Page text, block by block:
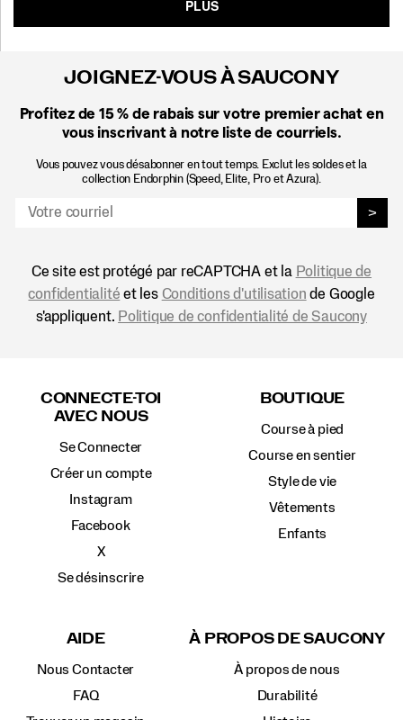
JOIGNEZ-VOUS À SAUCONY
Profitez de 15 % de rabais sur votre premier achat en
vous inscrivant à notre liste de courriels.
Vous pouvez vous désabonner en tout temps. Exclut les soldes et la
collection Endorphin (Speed, Elite, Pro et Azura).
>
Ce site est protégé par reCAPTCHA et la Politique de
confidentialité et les Conditions d'utilisation de Google
s'appliquent. Politique de confidentialité de Saucony
CONNECTE-TOI
AVEC NOUS
Se Connecter
Créer un compte
Instagram
Facebook
X
Se désinscrire
BOUTIQUE
Course à pied
Course en sentier
Style de vie
Vêtements
Enfants
AIDE
Nous Contacter
FAQ
À PROPOS DE SAUCONY
À propos de nous
Durabilité